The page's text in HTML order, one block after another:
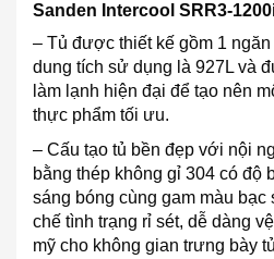
Sanden Intercool SRR3-
– Tủ được thiết kế gồm 1
dung tích sử dụng là 927L và
làm lạnh hiện đại để tạo nên
thực phẩm tối ưu.
– Cấu tạo tủ bền đẹp với nội
bằng thép không gỉ 304 có độ
sáng bóng cùng gam màu bạc
chế tình trạng rỉ sét, dễ dàng
mỹ cho không gian trưng bày